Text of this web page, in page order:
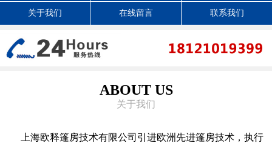
关于我们 在线留言 联系我们
ABOUT US
关于我们
上海欧释篷房技术有限公司引进欧洲先进篷房技术，执行